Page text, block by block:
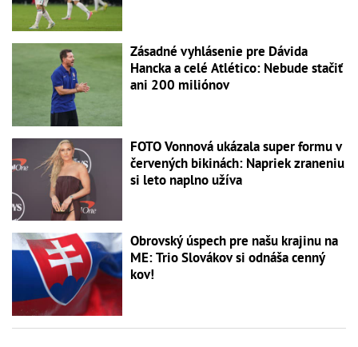
Zásadné vyhlásenie pre Dávida
Hancka a celé Atlético: Nebude stačiť
ani 200 miliónov
FOTO Vonnová ukázala super formu v
červených bikinách: Napriek zraneniu
si leto naplno užíva
Obrovský úspech pre našu krajinu na
ME: Trio Slovákov si odnáša cenný
kov!